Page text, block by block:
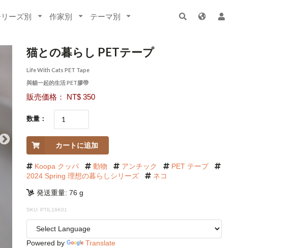
ーズ別 作家別 テーマ別
猫との暮らし PETテープ
Life With Cats PET Tape
與貓一起的生活 PET膠帶
販売価格： NT$ 350
数量：
カートに追加
Koopa クッパ 動物 アンチック
PET テープ
2024 Spring 理想の暮らしシリーズ
ネコ
発送重量: 76 g
SKU: PTIL16K01
Powered by Translate